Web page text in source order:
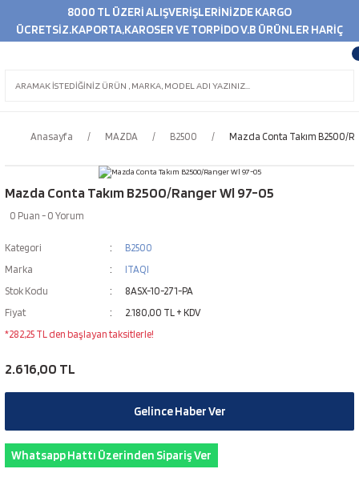
8000 TL ÜZERİ ALIŞVERİŞLERİNİZDE KARGO
ÜCRETSİZ.KAPORTA,KAROSER VE TORPİDO V.B ÜRÜNLER HARİÇ
Anasayfa MAZDA B2500 Mazda Conta Takım B2500/
Mazda Conta Takım B2500/Ranger Wl 97-05
0 Puan - 0 Yorum
Kategori
B2500
Marka
ITAQI
Stok Kodu
8ASX-10-271-PA
Fiyat
2.180,00 TL + KDV
*282,25 TL den başlayan taksitlerle!
2.616,00 TL
Gelince Haber Ver
Whatsapp Hattı Üzerinden Sipariş Ver